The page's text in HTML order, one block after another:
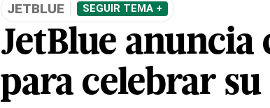
JETBLUE SEGUIR TEMA +
JetBlue anuncia
para celebrar